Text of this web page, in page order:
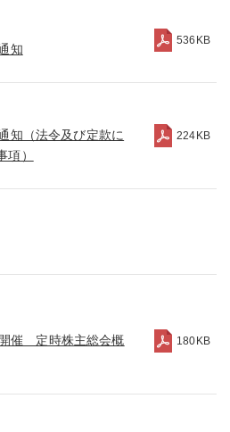
知
536KB
知（法令及び定款に
）
224KB
催 定時株主総会概
180KB